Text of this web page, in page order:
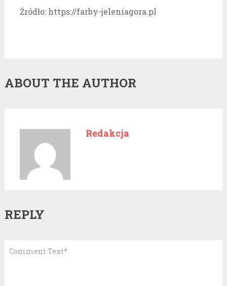
Źródło: https://farby-jeleniagora.pl
ABOUT THE AUTHOR
Redakcja
REPLY